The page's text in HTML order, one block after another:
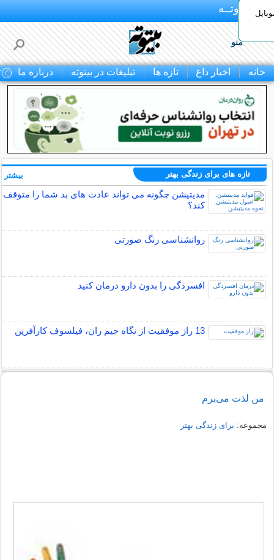
بـیتوتــه
منو
خانه اخبار داغ تازه ها تبلیغات در بیتوته درباره ما
تازه های برای زندگی بهتر
مدیتیشن چگونه می تواند عادت های بد شما را متوقف
کند؟
روانشناسی رنگ صورتی
افسردگی را بدون دارو درمان کنید
13 راز موفقیت از نگاه جیم ران، فیلسوف کارآفرین
بیشتر
من لذت می‌برم
مجموعه: برای زندگی بهتر